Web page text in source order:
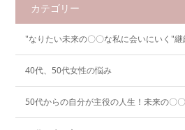
カテゴリー
"なりたい未来の〇〇な私に会いにいく"
40代、50代女性の悩み
50代からの自分が主役の人生！未来の〇